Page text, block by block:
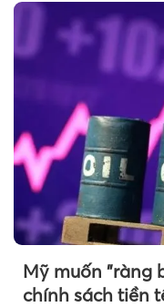
Mỹ muốn "ràng
chính sách tiền